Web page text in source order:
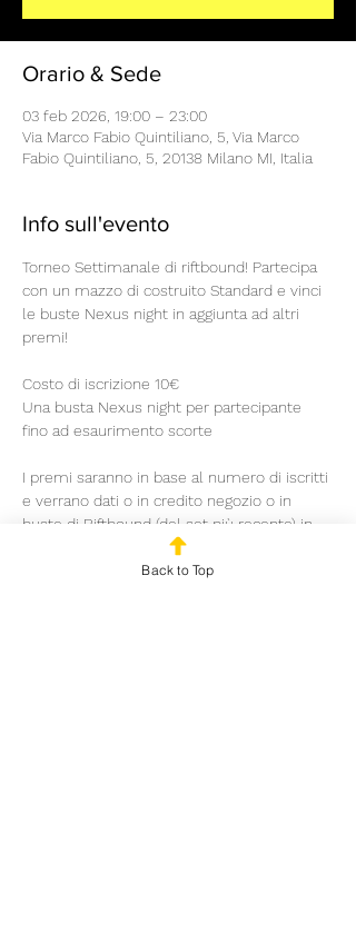
Orario & Sede
03 feb 2026, 19:00 – 23:00
Via Marco Fabio Quintiliano, 5, Via Marco
Fabio Quintiliano, 5, 20138 Milano MI, Italia
Info sull'evento
Torneo Settimanale di riftbound! Partecipa
con un mazzo di costruito Standard e vinci
le buste Nexus night in aggiunta ad altri
premi!
Costo di iscrizione 10€
Una busta Nexus night per partecipante
fino ad esaurimento scorte
I premi saranno in base al numero di iscritti
e verrano dati o in credito negozio o in
buste di Riftbound (del set più recente) in
base alla disponibilità. Garantiti 80€ di
montepremi con almeno 8 iscritti
Back to Top